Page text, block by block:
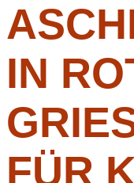
IN
FÜR